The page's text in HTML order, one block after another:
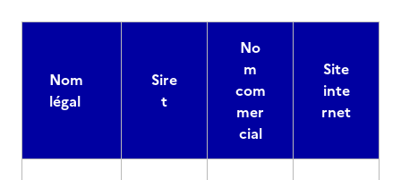
Nom
légal
Sire
t
No
m
com
mer
cial
Site
inte
rnet